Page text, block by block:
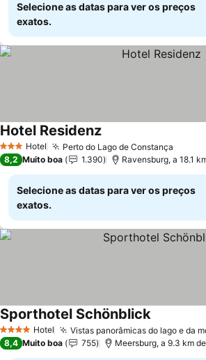
Selecione as datas para ver os preços
exatos.
3 EstrelasHotel Perto do Lago de Constança
Hotel Residenz
8,2 Muito boa 1.390 Ravensburg, a 18.1
Selecione as datas para ver os preços
exatos.
4 EstrelasHotel Vistas panorâmicas do lago e da
Sporthotel Schönblick
8,4 Muito boa 755 Meersburg, a 9.3 km